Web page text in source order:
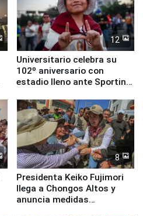
12
Universitario celebra su
102º aniversario con
estadio lleno ante Sporting
8
Presidenta Keiko Fujimori
llega a Chongos Altos y
anuncia medidas